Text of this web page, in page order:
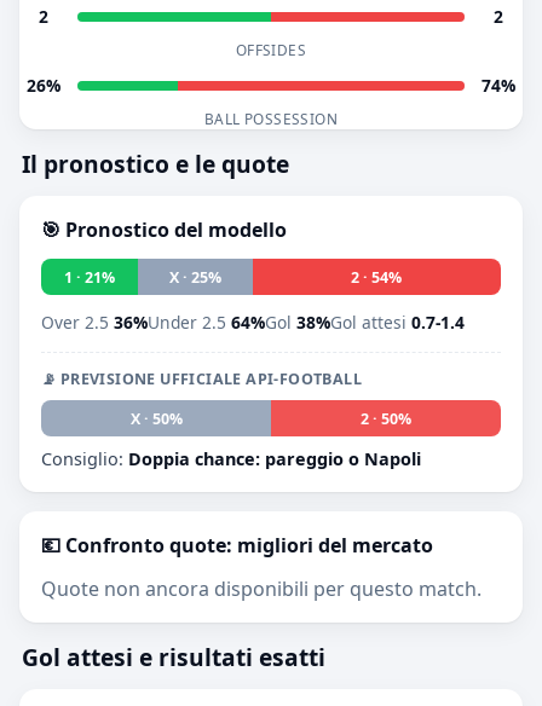
2 2
OFFSIDES
26% 74%
BALL POSSESSION
Il pronostico e le quote
🎯 Pronostico del modello
1 · 21% X · 25% 2 · 54%
Over 2.5 36%Under 2.5 64%Gol 38%Gol attesi 0.7-1.4
📡 PREVISIONE UFFICIALE API-FOOTBALL
X · 50% 2 · 50%
Consiglio: Doppia chance: pareggio o Napoli
💶 Confronto quote: migliori del mercato
Quote non ancora disponibili per questo match.
Gol attesi e risultati esatti